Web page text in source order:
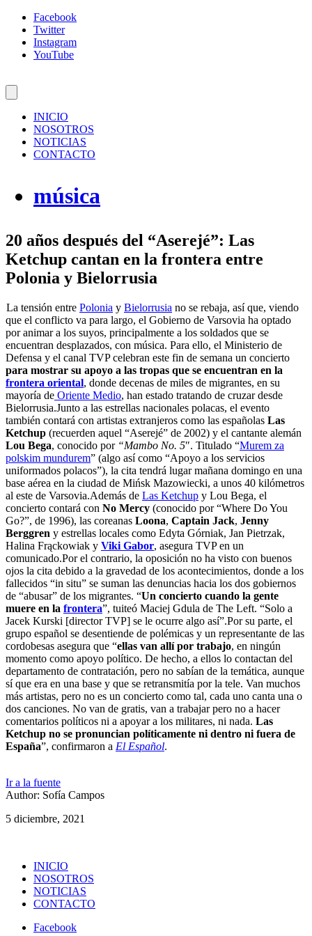
Facebook
Twitter
Instagram
YouTube
INICIO
NOSOTROS
NOTICIAS
CONTACTO
música
20 años después del “Aserejé”: Las
Ketchup cantan en la frontera entre
Polonia y Bielorrusia
La tensión entre Polonia y Bielorrusia no se rebaja, así que, viendo
que el conflicto va para largo, el Gobierno de Varsovia ha optado
por animar a los suyos, principalmente a los soldados que se
encuentran desplazados, con música. Para ello, el Ministerio de
Defensa y el canal TVP celebran este fin de semana un concierto
para mostrar su apoyo a las tropas que se encuentran en la
frontera oriental, donde decenas de miles de migrantes, en su
mayoría de Oriente Medio, han estado tratando de cruzar desde
Bielorrusia.Junto a las estrellas nacionales polacas, el evento
también contará con artistas extranjeros como las españolas Las
Ketchup (recuerden aquel “Aserejé” de 2002) y el cantante alemán
Lou Bega, conocido por “Mambo No. 5″. Titulado “Murem za
polskim mundurem” (algo así como “Apoyo a los servicios
uniformados polacos”), la cita tendrá lugar mañana domingo en una
base aérea en la ciudad de Mińsk Mazowiecki, a unos 40 kilómetros
al este de Varsovia.Además de Las Ketchup y Lou Bega, el
concierto contará con No Mercy (conocido por “Where Do You
Go?”, de 1996), las coreanas Loona, Captain Jack, Jenny
Berggren y estrellas locales como Edyta Górniak, Jan Pietrzak,
Halina Frąckowiak y Viki Gabor, asegura TVP en un
comunicado.Por el contrario, la oposición no ha visto con buenos
ojos la cita debido a la gravedad de los acontecimientos, donde a los
fallecidos “in situ” se suman las denuncias hacia los dos gobiernos
de “abusar” de los migrantes. “Un concierto cuando la gente
muere en la frontera”, tuiteó Maciej Gdula de The Left. “Solo a
Jacek Kurski [director TVP] se le ocurre algo así”.Por su parte, el
grupo español se desentiende de polémicas y un representante de las
cordobesas asegura que “ellas van allí por trabajo, en ningún
momento como apoyo político. De hecho, a ellos lo contactan del
departamento de contratación, pero no sabían de la temática, aunque
sí que era en una base y que se retransmitía por la tele. Van muchos
más artistas, pero no es un concierto como tal, cada uno canta una o
dos canciones. No van de gratis, van a trabajar pero no a hacer
comentarios políticos ni a apoyar a los militares, ni nada. Las
Ketchup no se pronuncian políticamente ni dentro ni fuera de
España”, confirmaron a El Español.
Ir a la fuente
Author: Sofía Campos
5 diciembre, 2021
INICIO
NOSOTROS
NOTICIAS
CONTACTO
Facebook